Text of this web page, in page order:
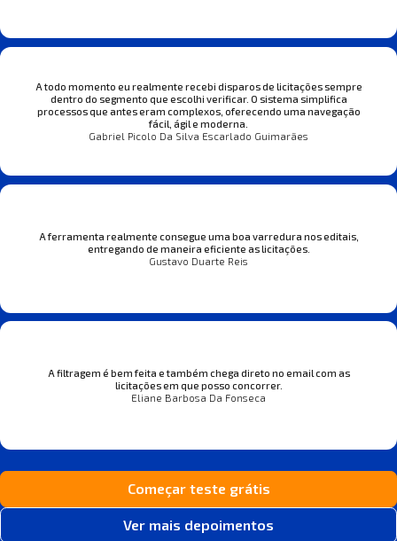
A todo momento eu realmente recebi disparos de licitações sempre
dentro do segmento que escolhi verificar. O sistema simplifica
processos que antes eram complexos, oferecendo uma navegação
fácil, ágil e moderna.
Gabriel Picolo Da Silva Escarlado Guimarães
A ferramenta realmente consegue uma boa varredura nos editais,
entregando de maneira eficiente as licitações.
Gustavo Duarte Reis
A filtragem é bem feita e também chega direto no email com as
licitações em que posso concorrer.
Eliane Barbosa Da Fonseca
Começar teste grátis
Ver mais depoimentos